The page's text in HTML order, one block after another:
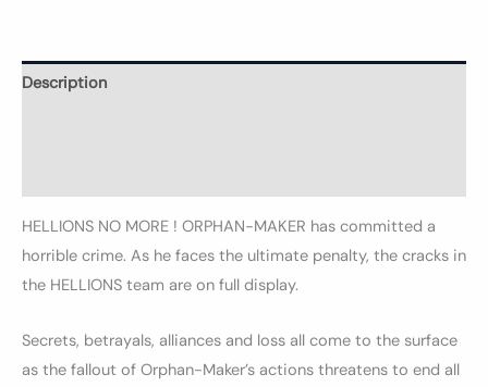
Description
HELLIONS NO MORE ! ORPHAN-MAKER has committed a
horrible crime. As he faces the ultimate penalty, the cracks in
the HELLIONS team are on full display.
Secrets, betrayals, alliances and loss all come to the surface
as the fallout of Orphan-Maker’s actions threatens to end all